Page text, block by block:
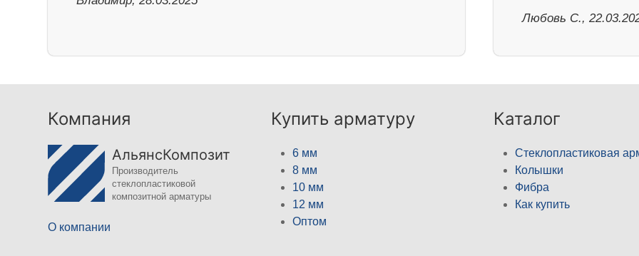
Любовь С.,
Компания
АльянсКомпозит
Производитель
стеклопластиковой
композитной арматуры
О компании
Купить арматуру
6 мм
8 мм
10 мм
12 мм
Оптом
Каталог
Стеклопластиковая
Колышки
Фибра
Как купить